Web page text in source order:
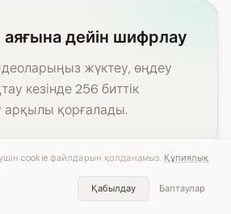
аяғына дейін шифрлау
жүктеу, өңдеу
кезінде 256 биттік
қорғалады.
cookie файлдарын қолданамыз. Құпиялық
Қабылдау
Баптаулар